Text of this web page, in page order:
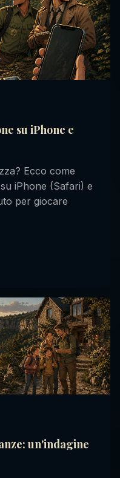
su iPhone e
Ecco come
iPhone (Safari) e
per giocare
un'indagine